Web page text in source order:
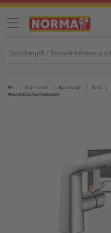
Startseite Baumarkt Bad
Waschtischarmaturen